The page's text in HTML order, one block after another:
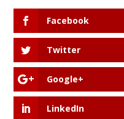
Facebook
Twitter
Google+
LinkedIn